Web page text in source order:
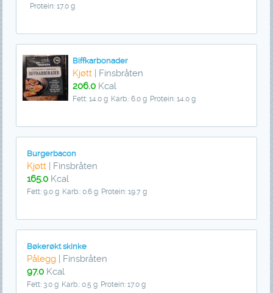
Protein: 17.0 g
Biffkarbonader
Kjøtt | Finsbråten
206.0 Kcal
Fett: 14.0 g Karb.: 6.0 g Protein: 14.0 g
Burgerbacon
Kjøtt | Finsbråten
165.0 Kcal
Fett: 9.0 g Karb.: 0.6 g Protein: 19.7 g
Bøkerøkt skinke
Pålegg | Finsbråten
97.0 Kcal
Fett: 3.0 g Karb.: 0.5 g Protein: 17.0 g